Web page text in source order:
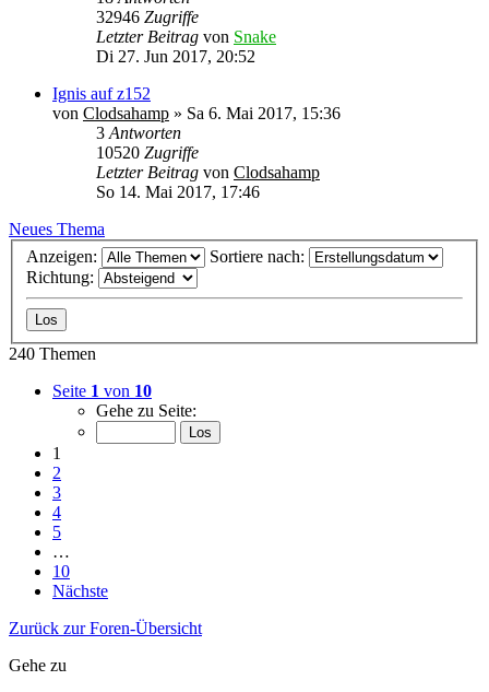
32946 Zugriffe
Letzter Beitrag von Snake
Di 27. Jun 2017, 20:52
Ignis auf z152
von Clodsahamp » Sa 6. Mai 2017, 15:36
3 Antworten
10520 Zugriffe
Letzter Beitrag von Clodsahamp
So 14. Mai 2017, 17:46
Neues Thema
Anzeigen:
Sortiere nach:
Richtung:
240 Themen
Seite 1 von 10
Gehe zu Seite:
1
2
3
4
5
…
10
Nächste
Zurück zur Foren-Übersicht
Gehe zu